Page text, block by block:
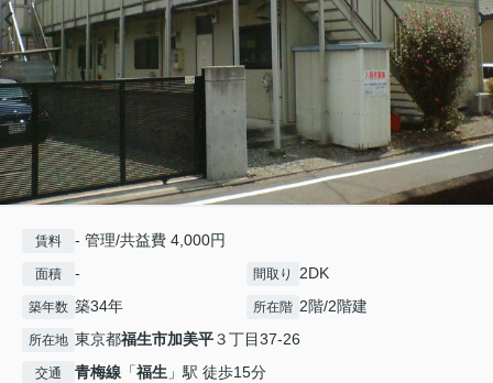
賃料 - 管理/共益費 4,000円
面積 - 間取り 2DK
築年数 築34年 所在階 2階/2階建
所在地 東京都福生市加美平３丁目37-26
交通 青梅線 「福生 」駅 徒歩15分